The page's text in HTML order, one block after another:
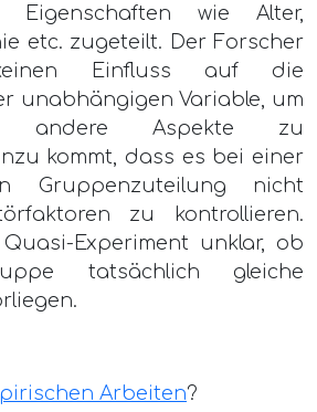
wie Alter,
etc. zugeteilt. Der Forscher
Einfluss auf die
unabhängigen Variable, um
andere Aspekte zu
kommt, dass es bei einer
Gruppenzuteilung nicht
zu kontrollieren.
Experiment unklar, ob
tatsächlich gleiche
Arbeiten?